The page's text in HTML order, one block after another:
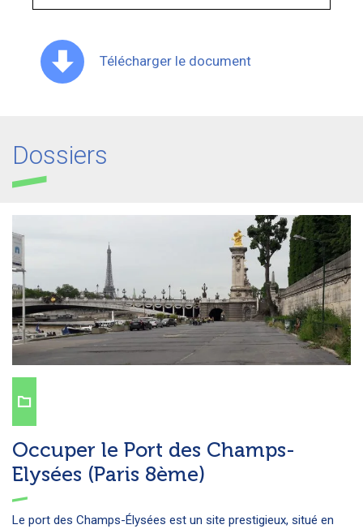
Télécharger le document
Dossiers
Occuper le Port des Champs-
Elysées (Paris 8ème)
Le port des Champs-Élysées est un site prestigieux, situé en